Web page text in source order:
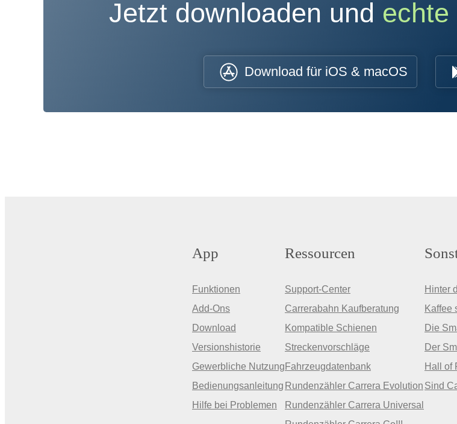
Jetzt downloaden und echte
Download für iOS & macOS
App
Funktionen
Add-Ons
Download
Versionshistorie
Gewerbliche Nutzung
Bedienungsanleitung
Hilfe bei Problemen
Ressourcen
Support-Center
Carrerabahn Kaufberatung
Kompatible Schienen
Streckenvorschläge
Fahrzeugdatenbank
Rundenzähler Carrera Evolution
Rundenzähler Carrera Universal
Hinter
Kaffee
Die
Der
Hall of
Sind